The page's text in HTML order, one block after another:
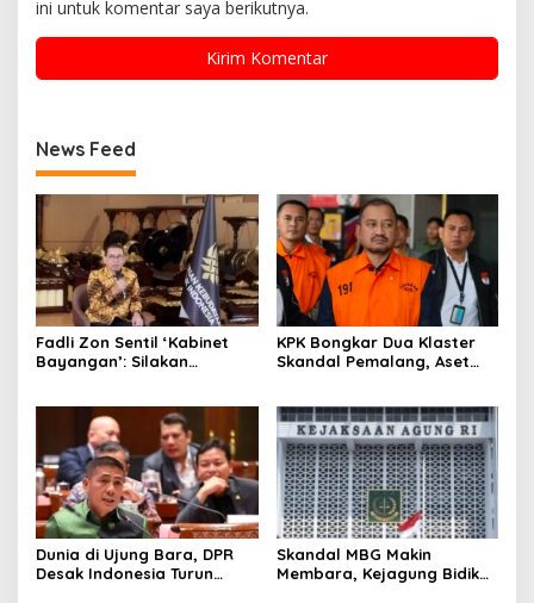
ini untuk komentar saya berikutnya.
News Feed
Fadli Zon Sentil ‘Kabinet
Bayangan’: Silakan
KPK Bongkar Dua Klaster
Skandal Pemalang, Aset
Dunia di Ujung Bara, DPR
Desak Indonesia Turun
Skandal MBG Makin
Membara, Kejagung Bidik